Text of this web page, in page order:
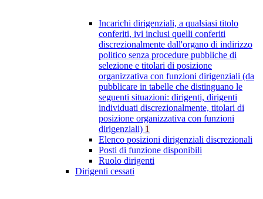
Incarichi dirigenziali, a qualsiasi titolo
conferiti, ivi inclusi quelli conferiti
discrezionalmente dall'organo di indirizzo
politico senza procedure pubbliche di
selezione e titolari di posizione
organizzativa con funzioni dirigenziali (da
pubblicare in tabelle che distinguano le
seguenti situazioni: dirigenti, dirigenti
individuati discrezionalmente, titolari di
posizione organizzativa con funzioni
dirigenziali) 1
Elenco posizioni dirigenziali discrezionali
Posti di funzione disponibili
Ruolo dirigenti
Dirigenti cessati